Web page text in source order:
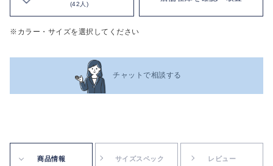
(42人)
※カラー・サイズを選択してください
チャットで相談する
商品情報 サイズスペック レビュー